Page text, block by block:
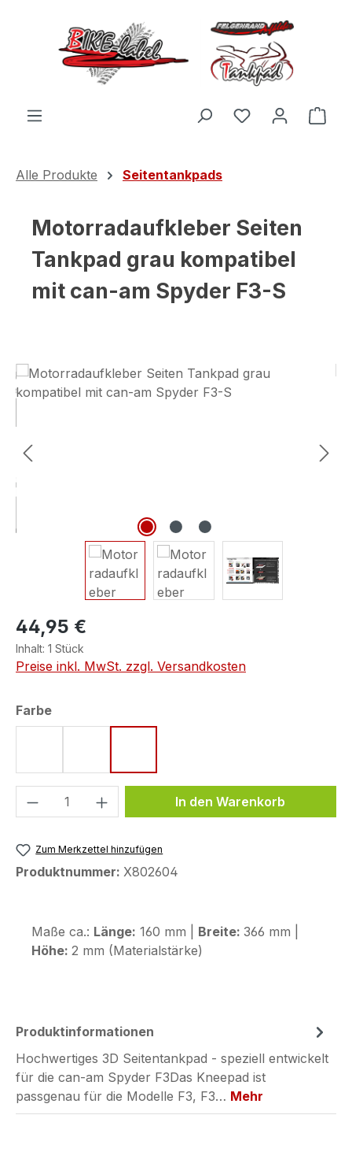
Zum Hauptinhalt springen
Du hast 0
Alle Produkte Seitentankpads
Motorradaufkleber Seiten
Tankpad grau kompatibel
mit can-am Spyder F3-S
Bildergalerie überspringen
44,95 €
Inhalt: 1 Stück
Preise inkl. MwSt. zzgl. Versandkosten
Farbeauswählen
Produkt Anzahl: Gib denIn den Warenkorb
Zum Merkzettel hinzufügen
Produktnummer: X802604
Maße ca.: Länge: 160 mm | Breite: 366 mm |
Höhe: 2 mm (Materialstärke)
Produktinformationen
Hochwertiges 3D Seitentankpad - speziell entwickelt
für die can-am Spyder F3Das Kneepad ist
passgenau für die Modelle F3, F3… Mehr